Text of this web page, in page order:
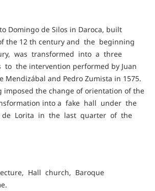
Domingo de Silos in Daroca, built
the 12 th century and the beginning
was transformed into a three
the intervention performed by Juan
Mendizábal and Pedro Zumista in 1575.
imposed the change of orientation of the
into a fake hall under the
de Lorita in the last quarter of the
Hall church, Baroque